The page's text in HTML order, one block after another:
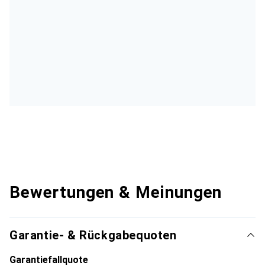
Bewertungen & Meinungen
Garantie- & Rückgabequoten
Garantiefallquote